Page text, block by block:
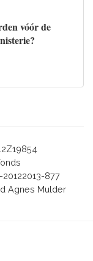
vóór de
877
Agnes Mulder